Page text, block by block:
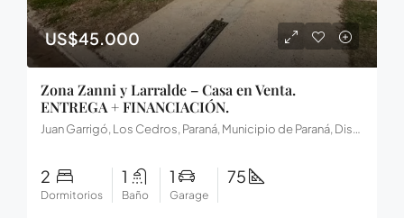
US$45.000
Zona Zanni y Larralde – Casa en Venta.
ENTREGA + FINANCIACIÓN.
Juan Garrigó, Los Cedros, Paraná, Municipio de Paraná, Distrito Sauce, Departamento Paraná, Entre Ríos, E3106LEQ, Argentina
2
Dormitorios
1
Baño
1
Garage
75